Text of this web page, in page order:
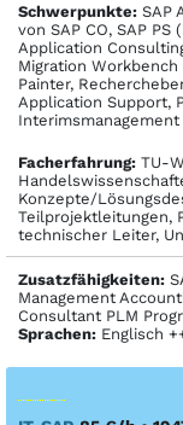
Schwerpunkte: SAP
von SAP CO, SAP PS
Application
Migration
Painter,
Application Support,
Interimsmanagement
Facher­fahrung: TU-
Konzepte/
Teilprojektleitungen,
technischer Leiter,
Zusatzfähigkeiten:
Management
Consultant PLM
Sprachen: Englisch